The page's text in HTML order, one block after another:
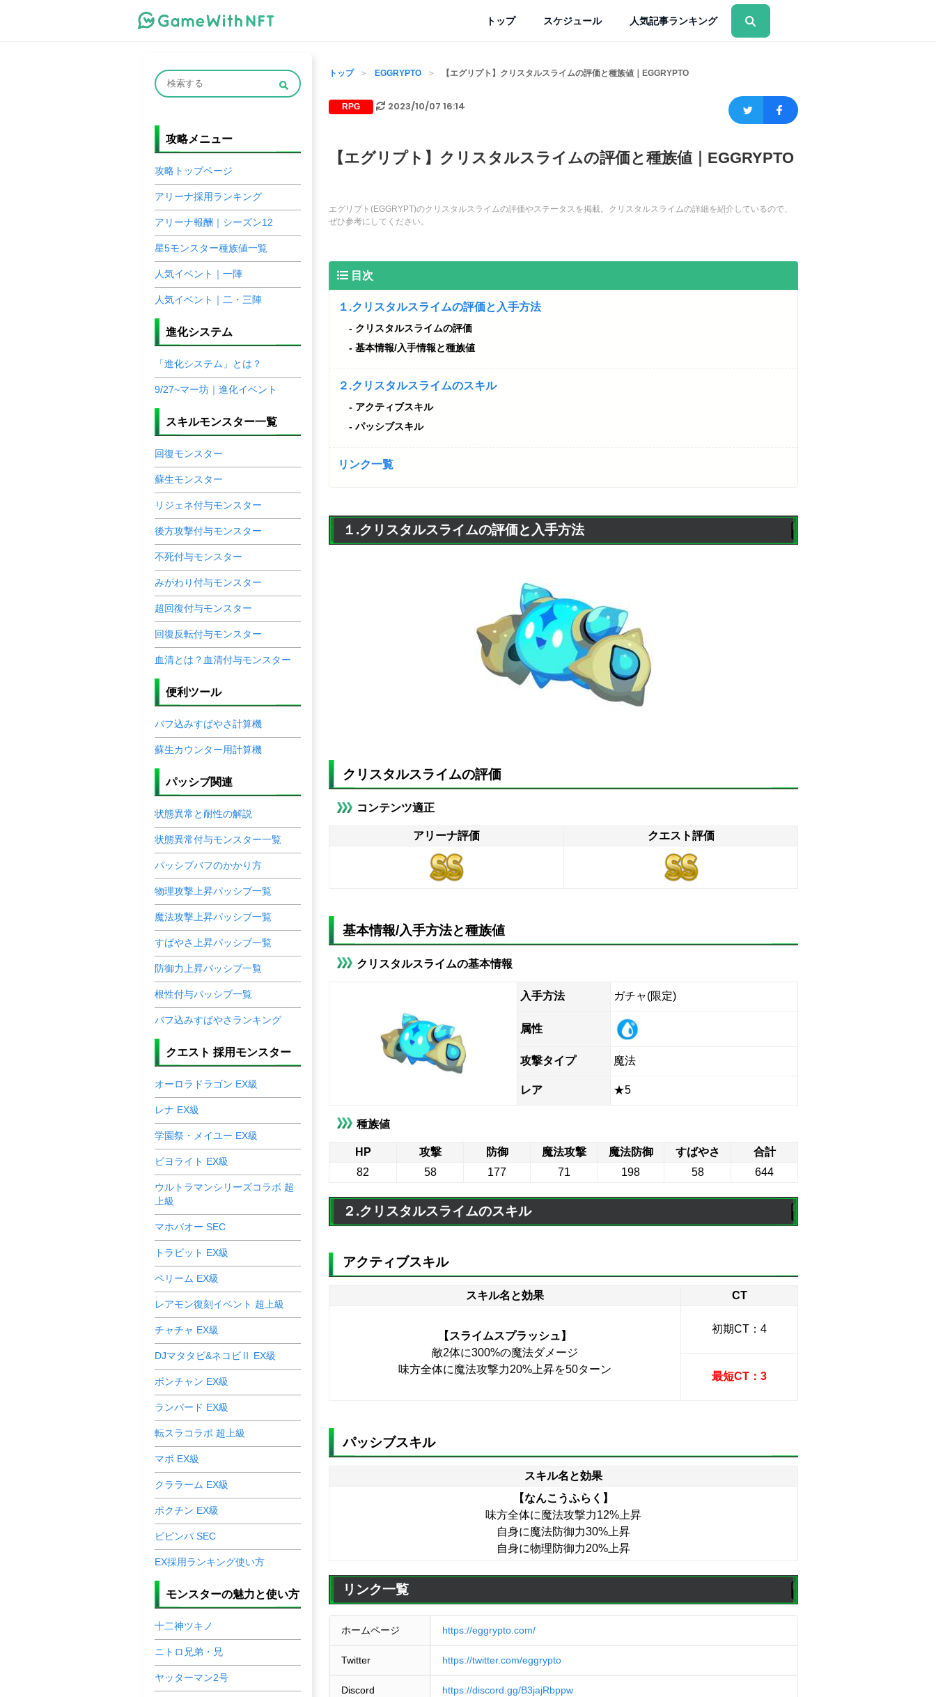
トップ スケジュール 人気記事ランキング
トップ EGGRYPTO 【エグリプト】クリスタルスライムの評価と種族値｜EGGRYPTO
RPG 2023/10/07 16:14
【エグリプト】クリスタルスライムの評価と種族値｜EGGRYPTO
エグリプト(EGGRYPT)のクリスタルスライムの評価やステータスを掲載。クリスタルスライムの詳細を紹介しているので、
ぜひ参考にしてください。
目次
１.クリスタルスライムの評価と入手方法
クリスタルスライムの評価
基本情報/入手情報と種族値
２.クリスタルスライムのスキル
アクティブスキル
パッシブスキル
リンク一覧
１.クリスタルスライムの評価と入手方法
クリスタルスライムの評価
コンテンツ適正
アリーナ評価 クエスト評価
基本情報/入手方法と種族値
クリスタルスライムの基本情報
入手方法 ガチャ(限定)
属性
攻撃タイプ 魔法
レア ★5
種族値
HP 攻撃 防御 魔法攻撃 魔法防御 すばやさ
合計
82
58 177 71 198 58 644
２.クリスタルスライムのスキル
アクティブスキル
スキル名と効果 CT
【スライムスプラッシュ】
敵2体に300%の魔法ダメージ
味方全体に魔法攻撃力20%上昇を50ターン
初期CT：4
最短CT：3
パッシブスキル
スキル名と効果
【なんこうふらく】
味方全体に魔法攻撃力12%上昇
自身に魔法防御力30%上昇
自身に物理防御力20%上昇
リンク一覧
ホームページ https://eggrypto.com/
Twitter https://twitter.com/eggrypto
Discord https://discord.gg/B3jajRbppw
攻略メニュー
攻略トップページ
アリーナ採用ランキング
アリーナ報酬｜シーズン12
星5モンスター種族値一覧
人気イベント｜一陣
人気イベント｜二・三陣
進化システム
「進化システム」とは？
9/27~マー坊｜進化イベント
スキルモンスター一覧
回復モンスター
蘇生モンスター
リジェネ付与モンスター
後方攻撃付与モンスター
不死付与モンスター
みがわり付与モンスター
超回復付与モンスター
回復反転付与モンスター
血清とは？血清付与モンスター
便利ツール
バフ込みすばやさ計算機
蘇生カウンター用計算機
パッシブ関連
状態異常と耐性の解説
状態異常付与モンスター一覧
パッシブバフのかかり方
物理攻撃上昇パッシブ一覧
魔法攻撃上昇パッシブ一覧
すばやさ上昇パッシブ一覧
防御力上昇パッシブ一覧
根性付与パッシブ一覧
バフ込みすばやさランキング
クエスト 採用モンスター
オーロラドラゴン EX級
レナ EX級
学園祭・メイユー EX級
ピヨライト EX級
ウルトラマンシリーズコラボ 超
上級
マホバオー SEC
トラビット EX級
ペリーム EX級
レアモン復刻イベント 超上級
チャチャ EX級
DJマタタビ&ネコビⅡ EX級
ボンチャン EX級
ランバード EX級
転スラコラボ 超上級
マボ EX級
クララーム EX級
ポクチン EX級
ピピンパ SEC
EX採用ランキング使い方
モンスターの魅力と使い方
十二神ツキノ
ニトロ兄弟・兄
ヤッターマン2号